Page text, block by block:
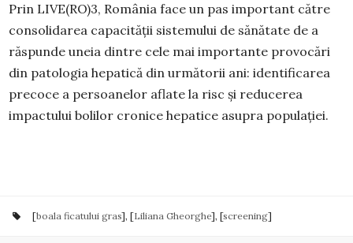
Prin LIVE(RO)3, România face un pas important către
consolidarea capacității sistemului de sănătate de a
răspunde uneia dintre cele mai importante provocări
din patologia hepatică din următorii ani: identificarea
precoce a persoanelor aflate la risc și reducerea
impactului bolilor cronice hepatice asupra populației.
[boala ficatului gras], [Liliana Gheorghe], [screening]